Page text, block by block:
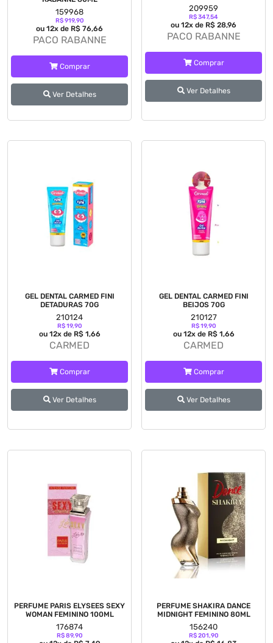
159968
R$ 919,90
ou 12x de R$ 76,66
PACO RABANNE
Comprar
Ver Detalhes
209959
R$ 347,54
ou 12x de R$ 28,96
PACO RABANNE
Comprar
Ver Detalhes
GEL DENTAL CARMED FINI
DETADURAS 70G
210124
R$ 19,90
ou 12x de R$ 1,66
CARMED
Comprar
Ver Detalhes
GEL DENTAL CARMED FINI
BEIJOS 70G
210127
R$ 19,90
ou 12x de R$ 1,66
CARMED
Comprar
Ver Detalhes
PERFUME PARIS ELYSEES SEXY
WOMAN FEMININO 100ML
176874
R$ 89,90
PERFUME SHAKIRA DANCE
MIDNIGHT FEMININO 80ML
156240
R$ 201,90